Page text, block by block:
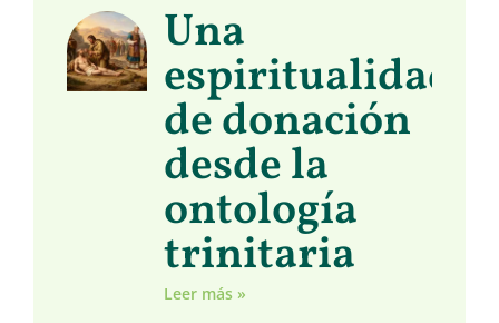
Una
espiritualidad
de donación
desde la
ontología
trinitaria
Leer más »